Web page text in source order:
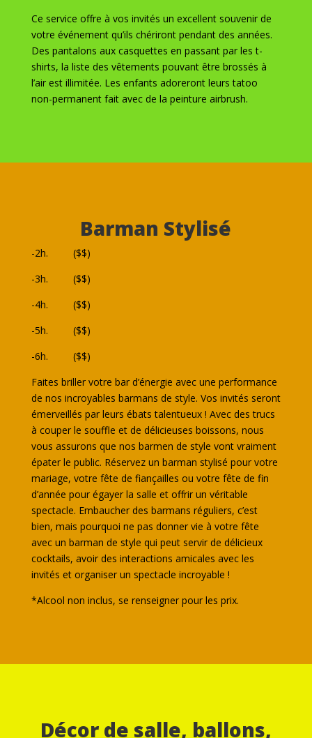
Ce service offre à vos invités un excellent souvenir de
votre événement qu’ils chériront pendant des années.
Des pantalons aux casquettes en passant par les t-
shirts, la liste des vêtements pouvant être brossés à
l’air est illimitée. Les enfants adoreront leurs tatoo
non-permanent fait avec de la peinture airbrush.
Barman Stylisé
-2h. ($$)
-3h. ($$)
-4h. ($$)
-5h. ($$)
-6h. ($$)
Faites briller votre bar d’énergie avec une performance
de nos incroyables barmans de style. Vos invités seront
émerveillés par leurs ébats talentueux ! Avec des trucs
à couper le souffle et de délicieuses boissons, nous
vous assurons que nos barmen de style vont vraiment
épater le public. Réservez un barman stylisé pour votre
mariage, votre fête de fiançailles ou votre fête de fin
d’année pour égayer la salle et offrir un véritable
spectacle. Embaucher des barmans réguliers, c’est
bien, mais pourquoi ne pas donner vie à votre fête
avec un barman de style qui peut servir de délicieux
cocktails, avoir des interactions amicales avec les
invités et organiser un spectacle incroyable !
*Alcool non inclus, se renseigner pour les prix.
Décor de salle, ballons,